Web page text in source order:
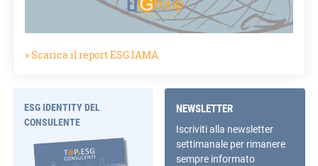
» Scarica il report ESG.IAMA
ESG IDENTITY DEL
CONSULENTE
NEWSLETTER
Iscriviti alla newsletter
settimanale per rimanere
sempre informato